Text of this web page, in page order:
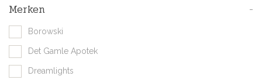
Merken -
Borowski
Det Gamle Apotek
Dreamlights